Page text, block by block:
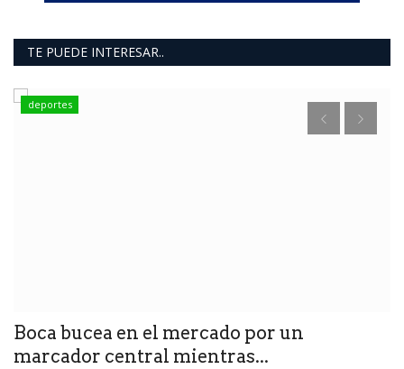
TE PUEDE INTERESAR..
deportes
Boca bucea en el mercado por un
marcador central mientras...